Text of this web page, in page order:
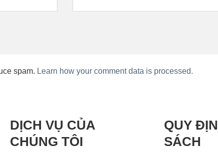
spam. Learn how your comment data is processed.
DỊCH VỤ CỦA
CHÚNG TÔI
QUY
SÁCH